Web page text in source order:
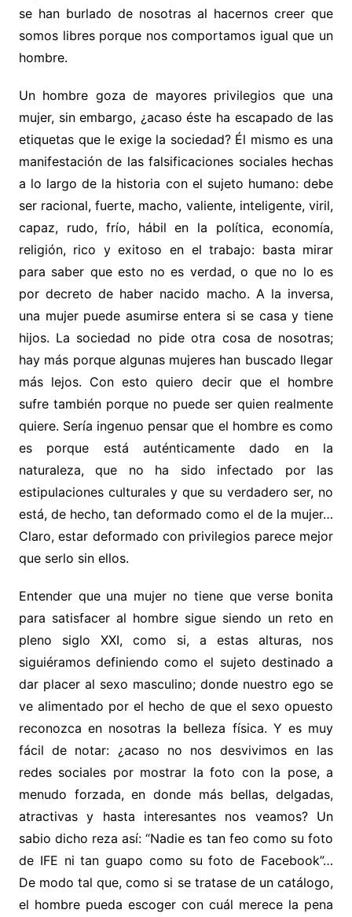
se han burlado de nosotras al hacernos creer que
somos libres porque nos comportamos igual que un
hombre.
Un hombre goza de mayores privilegios que una
mujer, sin embargo, ¿acaso éste ha escapado de las
etiquetas que le exige la sociedad? Él mismo es una
manifestación de las falsificaciones sociales hechas
a lo largo de la historia con el sujeto humano: debe
ser racional, fuerte, macho, valiente, inteligente, viril,
capaz, rudo, frío, hábil en la política, economía,
religión, rico y exitoso en el trabajo: basta mirar
para saber que esto no es verdad, o que no lo es
por decreto de haber nacido macho. A la inversa,
una mujer puede asumirse entera si se casa y tiene
hijos. La sociedad no pide otra cosa de nosotras;
hay más porque algunas mujeres han buscado llegar
más lejos. Con esto quiero decir que el hombre
sufre también porque no puede ser quien realmente
quiere. Sería ingenuo pensar que el hombre es como
es porque está auténticamente dado en la
naturaleza, que no ha sido infectado por las
estipulaciones culturales y que su verdadero ser, no
está, de hecho, tan deformado como el de la mujer…
Claro, estar deformado con privilegios parece mejor
que serlo sin ellos.
Entender que una mujer no tiene que verse bonita
para satisfacer al hombre sigue siendo un reto en
pleno siglo XXI, como si, a estas alturas, nos
siguiéramos definiendo como el sujeto destinado a
dar placer al sexo masculino; donde nuestro ego se
ve alimentado por el hecho de que el sexo opuesto
reconozca en nosotras la belleza física. Y es muy
fácil de notar: ¿acaso no nos desvivimos en las
redes sociales por mostrar la foto con la pose, a
menudo forzada, en donde más bellas, delgadas,
atractivas y hasta interesantes nos veamos? Un
sabio dicho reza así: “Nadie es tan feo como su foto
de IFE ni tan guapo como su foto de Facebook”…
De modo tal que, como si se tratase de un catálogo,
el hombre pueda escoger con cuál merece la pena